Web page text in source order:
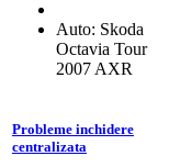
Auto: Skoda
Octavia Tour
2007 AXR
Probleme inchidere
centralizata